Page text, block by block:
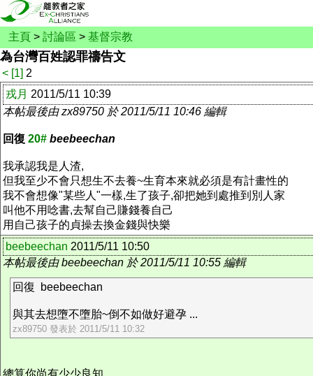
主頁 > 討論區 > 基督宗教
為台灣百姓認罪禱告文
< [1] 2
戎月 2011/5/11 10:39
本帖最後由 zx89750 於 2011/5/11 10:46 編輯
回復 20# beebeechan
我承認我是人渣,
但我至少不會只想生不去養~生育本來就必須是有計畫性的
我不會想像"某些人"一樣,生了孩子,卻把她到處推到別人家
叫他不用唸書,去幫自己賺錢養自己
用自己孩子的貞操去換金錢與快樂
beebeechan 2011/5/11 10:50
本帖最後由 beebeechan 於 2011/5/11 10:55 編輯
回復 beebeechan
與其去想墮不墮胎~倒不如做好避孕 ...
zx89750 發表於 2011/5/11 10:32
總算你尚有少少良知